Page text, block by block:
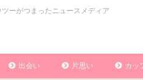
ーがつまったニュースメディア
出会い 片思い カッ